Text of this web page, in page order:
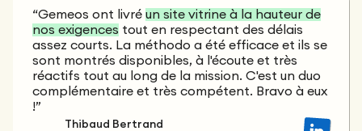
“Gemeos ont livré un site vitrine à la hauteur de
nos exigences tout en respectant des délais
assez courts. La méthodo a été efficace et ils se
sont montrés disponibles, à l'écoute et très
réactifs tout au long de la mission. C'est un duo
complémentaire et très compétent. Bravo à eux
!”
Thibaud Bertrand